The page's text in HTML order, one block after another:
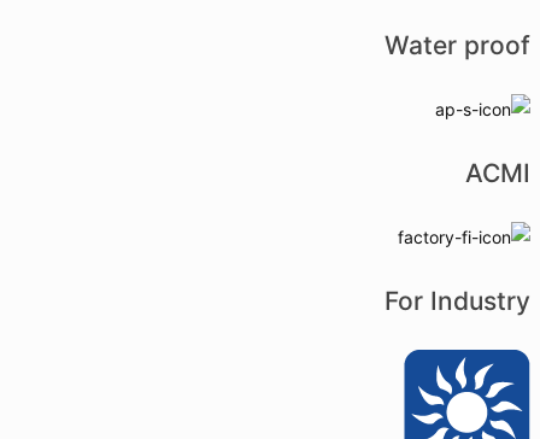
Water proof
ACMI
For Industry